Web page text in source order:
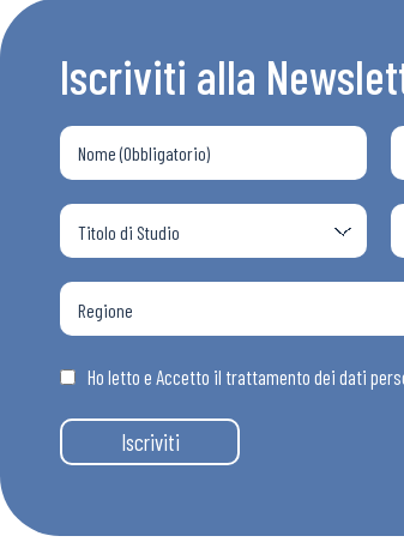
Iscriviti alla
Ho letto e Accetto il trattamento dei dati
Iscriviti